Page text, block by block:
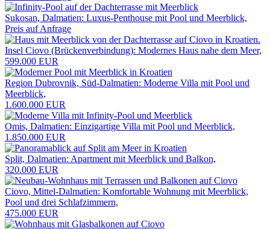
Sukosan, Dalmatien: Luxus-Penthouse mit Pool und Meerblick,
Preis auf Anfrage
Insel Ciovo (Brückenverbindung): Modernes Haus nahe dem Meer,
599.000 EUR
Region Dubrovnik, Süd-Dalmatien: Moderne Villa mit Pool und
Meerblick,
1.600.000 EUR
Omis, Dalmatien: Einzigartige Villa mit Pool und Meerblick,
1.850.000 EUR
Split, Dalmatien: Apartment mit Meerblick und Balkon,
320.000 EUR
Ciovo, Mittel-Dalmatien: Komfortable Wohnung mit Meerblick,
Pool und drei Schlafzimmern,
475.000 EUR